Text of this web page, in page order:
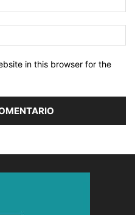
in this browser for the